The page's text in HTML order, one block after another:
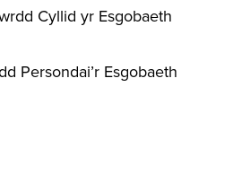
Cyllid yr Esgobaeth
Persondai’r Esgobaeth